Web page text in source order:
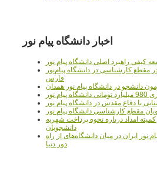
اخبار دانشگاه پیام نور
کیفی راهبرد اصلی دانشگاه پیام نور
مقطع کارشناسی در دانشگاه پیام‌نور
فارس
دانشجو در دانشگاه پیام نور همدان
نور
با دفاع مقدس در دانشگاه پیام نور
مقطع کارشناسی دانشگاه پیام نور
امداد درباره نحوه پرداخت شهریه
دانشجویان
ایران در میان دانشگاه‌های از راه
دور دنیا